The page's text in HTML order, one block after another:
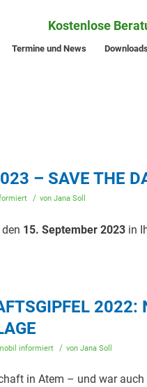
Kostenlose
Termine und News Downloads
– SAVE THE
/ von Jana Soll
15. September 2023 in
2022:
informiert / von Jana Soll
in Atem – und war